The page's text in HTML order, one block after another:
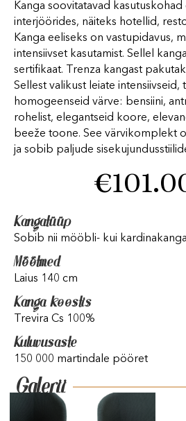
Kanga soovitatavad kasutuskohad
interjöörides, näiteks hotellid,
Kanga eeliseks on vastupidavus,
intensiivset kasutamist. Sellel
sertifikaat. Trenza kangast
Sellest valikust leiate intensiivseid,
homogeenseid värve: bensiini,
rohelist, elegantseid koore,
beeže toone. See värvikomplekt
ja sobib paljude
€
Kangatüüp
Sobib nii mööbli- kui
Mõõtmed
Laius 140 cm
Kanga koostis
Trevira Cs 100%
Kuluvusaste
150 000 martindale pööret
Galerii